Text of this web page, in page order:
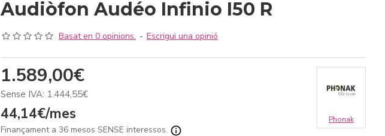
Audiòfon Audéo Infinio I50 R
Basat en 0 opinions. - Escrigui una opinió
1.589,00€
Sense IVA: 1.444,55€
44,14€/mes
Finançament a 36 mesos SENSE interessos.
Phonak